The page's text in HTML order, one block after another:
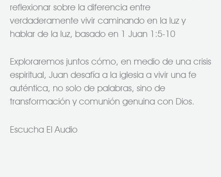
reflexionar sobre la diferencia entre
verdaderamente vivir caminando en la luz y
hablar de la luz, basado en 1 Juan 1:5-10
Exploraremos juntos cómo, en medio de una crisis
espiritual, Juan desafía a la iglesia a vivir una fe
auténtica, no solo de palabras, sino de
transformación y comunión genuina con Dios.
Escucha El Audio